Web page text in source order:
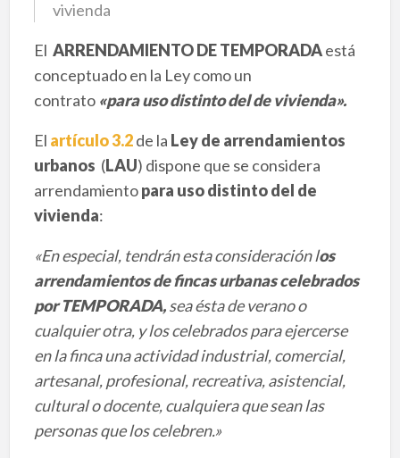
vivienda
El ARRENDAMIENTO DE TEMPORADAestá
conceptuado en la Ley como un
contrato «para uso distinto del de vivienda».
El artículo 3.2de la Ley de arrendamientos
urbanos (LAU) dispone que se considera
arrendamientopara uso distinto del de
vivienda:
«En especial, tendrán esta consideración los
arrendamientos de fincas urbanas celebrados
por TEMPORADA,sea ésta de verano o
cualquier otra, y los celebrados para ejercerse
en la finca una actividad industrial, comercial,
artesanal, profesional, recreativa, asistencial,
cultural o docente, cualquiera que sean las
personas que los celebren.»